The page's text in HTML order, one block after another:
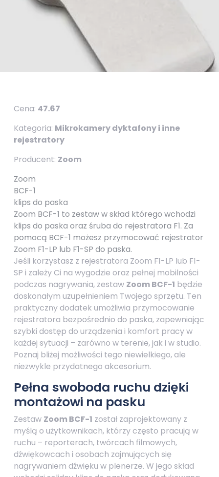
Cena: 47.67
Kategoria: Mikrokamery dyktafony i inne
rejestratory
Producent: Zoom
Zoom
BCF-1
klips do paska
Zoom BCF-1 to zestaw w skład którego wchodzi
klips do paska oraz śruba do rejestratora F1. Za
pomocą BCF-1 możesz przymocować rejestrator
Zoom F1-LP lub F1-SP do paska.
Jeśli korzystasz z rejestratora Zoom F1-LP lub F1-
SP i zależy Ci na wygodzie oraz pełnej mobilności
podczas nagrywania, zestaw Zoom BCF-1 będzie
doskonałym uzupełnieniem Twojego sprzętu. Ten
praktyczny dodatek umożliwia przymocowanie
rejestratora bezpośrednio do paska, zapewniając
szybki dostęp do urządzenia i komfort pracy w
każdej sytuacji – zarówno w terenie, jak i w studio.
Poznaj bliżej możliwości tego niewielkiego, ale
niezwykle przydatnego akcesorium.
Pełna swoboda ruchu dzięki
montażowi na pasku
Zestaw Zoom BCF-1 został zaprojektowany z
myślą o użytkownikach, którzy często pracują w
ruchu – reporterach, twórcach filmowych,
dźwiękowcach i osobach zajmujących się
nagrywaniem dźwięku w plenerze. W jego skład